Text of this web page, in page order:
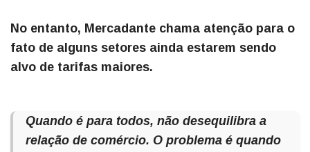
No entanto, Mercadante chama atenção para o
fato de alguns setores ainda estarem sendo
alvo de tarifas maiores.
Quando é para todos, não desequilibra a
relação de comércio. O problema é quando